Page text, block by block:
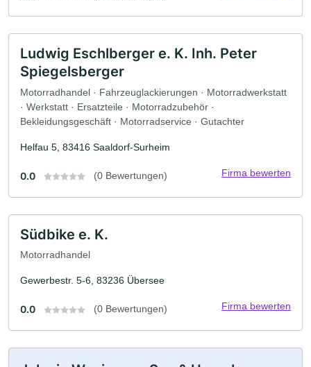
Ludwig Eschlberger e. K. Inh. Peter
Spiegelsberger
Motorradhandel · Fahrzeuglackierungen · Motorradwerkstatt
· Werkstatt · Ersatzteile · Motorradzubehör ·
Bekleidungsgeschäft · Motorradservice · Gutachter
Helfau 5, 83416 Saaldorf-Surheim
0.0 (0 Bewertungen) Firma bewerten
Südbike e. K.
Motorradhandel
Gewerbestr. 5-6, 83236 Übersee
0.0 (0 Bewertungen) Firma bewerten